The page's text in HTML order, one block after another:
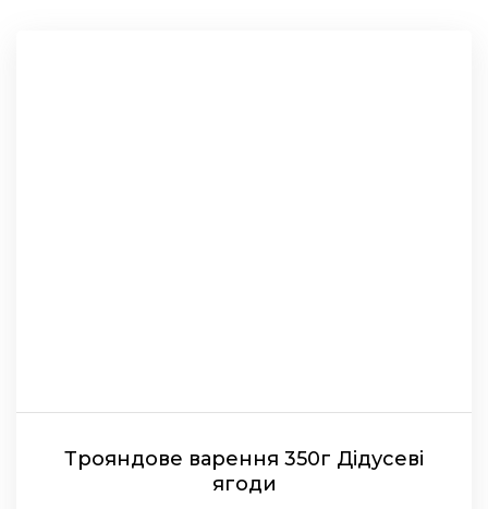
Трояндове варення 350г Дідусеві
ягоди